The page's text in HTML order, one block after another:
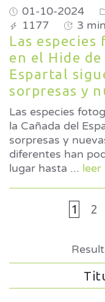
01-10-2024
1177
3
Las
en el Hide
Espartal
sorpresas y
Las especies
la Cañada del
sorpresas y nuevas citas Unas
diferentes han
lugar hasta ... leer
1 2